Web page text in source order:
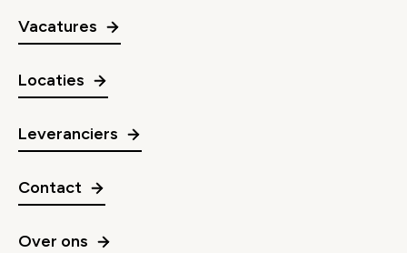
Vacatures
Locaties
Leveranciers
Contact
Over ons